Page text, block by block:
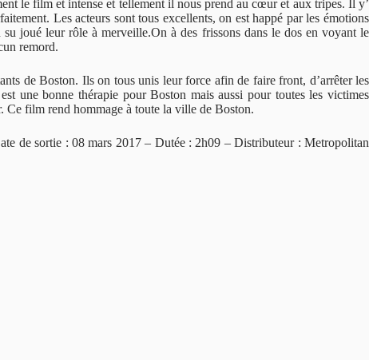
le film et intense et tellement il nous prend au cœur et aux tripes. Il y’
Les acteurs sont tous excellents, on est happé par les émotions
joué leur rôle à merveille.On à des frissons dans le dos en voyant le
remord.
de Boston. Ils on tous unis leur force afin de faire front, d’arrêter les
une bonne thérapie pour Boston mais aussi pour toutes les victimes
Ce film rend hommage à toute la ville de Boston.
de sortie : 08 mars 2017 – Dutée : 2h09 – Distributeur : Metropolitan